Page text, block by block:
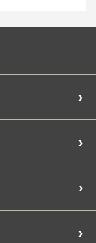
›
›
›
›